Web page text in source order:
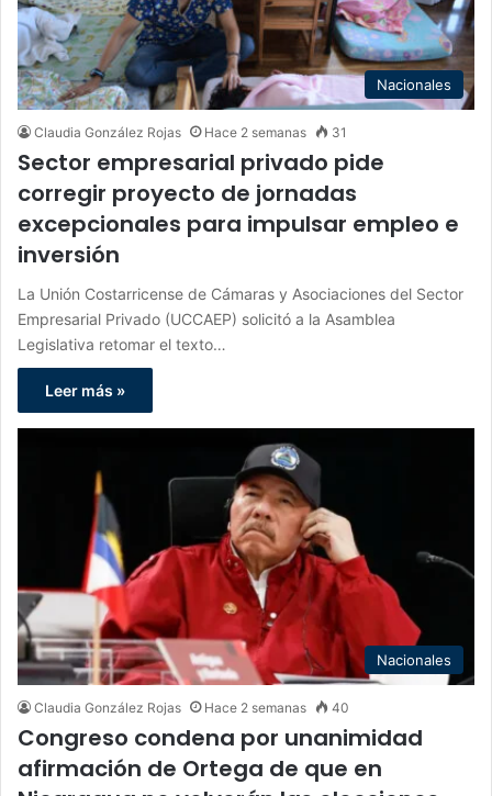
Nacionales
Claudia González Rojas Hace 2 semanas 31
Sector empresarial privado pide
corregir proyecto de jornadas
excepcionales para impulsar empleo e
inversión
La Unión Costarricense de Cámaras y Asociaciones del Sector
Empresarial Privado (UCCAEP) solicitó a la Asamblea
Legislativa retomar el texto…
Leer más »
Nacionales
Claudia González Rojas Hace 2 semanas 40
Congreso condena por unanimidad
afirmación de Ortega de que en